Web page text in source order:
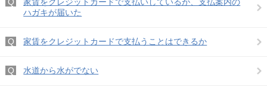
ハガキが届いた
家賃をクレジットカードで支払うことはできるか
水道から水がでない